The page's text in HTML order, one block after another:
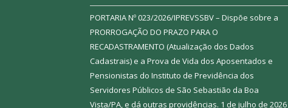
PORTARIA Nº 023/2026/IPREVSSBV – Dispõe sobre a
PRORROGAÇÃO DO PRAZO PARA O
RECADASTRAMENTO (Atualização dos Dados
Cadastrais) e a Prova de Vida dos Aposentados e
Pensionistas do Instituto de Previdência dos
Servidores Públicos de São Sebastião da Boa
Vista/PA, e dá outras providências. 1 de julho de 2026